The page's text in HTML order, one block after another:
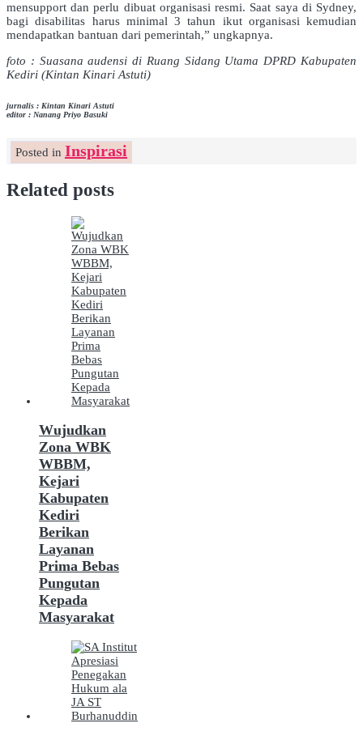
mensupport dan perlu dibuat organisasi resmi. Saat saya di Sydney,
bagi disabilitas harus minimal 3 tahun ikut organisasi kemudian
mendapatkan bantuan dari pemerintah,” ungkapnya.
foto : Suasana audensi di Ruang Sidang Utama DPRD Kabupaten
Kediri (Kintan Kinari Astuti)
jurnalis : Kintan Kinari Astuti
editor : Nanang Priyo Basuki
Posted in Inspirasi
Related posts
Wujudkan
Zona WBK
WBBM,
Kejari
Kabupaten
Kediri
Berikan
Layanan
Prima Bebas
Pungutan
Kepada
Masyarakat